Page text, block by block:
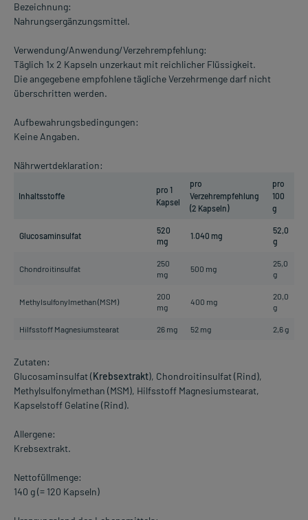
Bezeichnung:
Nahrungsergänzungsmittel.
Verwendung/Anwendung/Verzehrempfehlung:
Täglich 1x 2 Kapseln unzerkaut mit reichlicher Flüssigkeit.
Die angegebene empfohlene tägliche Verzehrmenge darf nicht
überschritten werden.
Aufbewahrungsbedingungen:
Keine Angaben.
Nährwertdeklaration:
Inhaltsstoffe
pro 1
Kapsel
pro
Verzehrempfehlung
(2 Kapseln)
pro
100
g
Glucosaminsulfat
520
mg
1.040 mg
52,0
g
Chondroitinsulfat
250
mg
500 mg
25,0
g
Methylsulfonylmethan (MSM)
200
mg
400 mg
20,0
g
Hilfsstoff Magnesiumstearat 26 mg 52 mg 2,6 g
Zutaten:
Glucosaminsulfat (Krebsextrakt), Chondroitinsulfat (Rind),
Methylsulfonylmethan (MSM), Hilfsstoff Magnesiumstearat,
Kapselstoff Gelatine (Rind).
Allergene:
Krebsextrakt.
Nettofüllmenge:
140 g (= 120 Kapseln)